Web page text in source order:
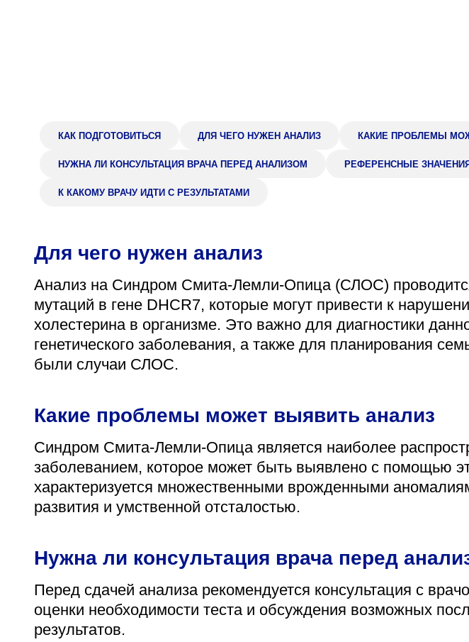
КАК ПОДГОТОВИТЬСЯ ДЛЯ ЧЕГО НУЖЕН АНАЛИЗ КАКИЕ ПРОБЛЕМЫ
НУЖНА ЛИ КОНСУЛЬТАЦИЯ ВРАЧА ПЕРЕД АНАЛИЗОМ РЕФЕРЕНСНЫЕ ЗНАЧЕНИЯ
К КАКОМУ ВРАЧУ ИДТИ С РЕЗУЛЬТАТАМИ
Для чего нужен анализ
Анализ на Синдром Смита-Лемли-Опица (СЛОС)
мутаций в гене DHCR7, которые могут привести к
холестерина в организме. Это важно для диагностики
генетического заболевания, а также для планирования
были случаи СЛОС.
Какие проблемы может выявить анализ
Синдром Смита-Лемли-Опица является наиболее
заболеванием, которое может быть выявлено с помощью
характеризуется множественными врожденными
развития и умственной отсталостью.
Нужна ли консультация врача перед
Перед сдачей анализа рекомендуется консультация с
оценки необходимости теста и обсуждения возможных
результатов.